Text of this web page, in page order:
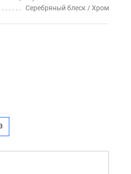
Серебряный блеск / Хром